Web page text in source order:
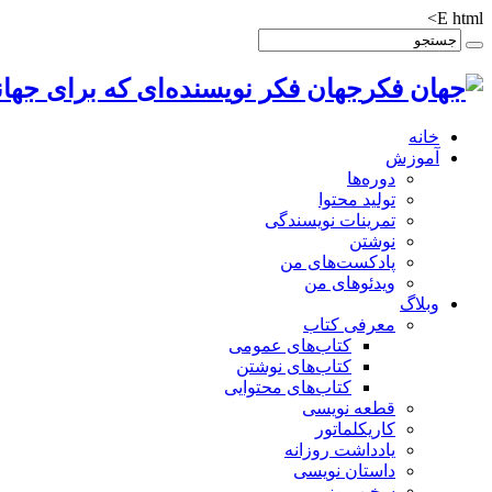
E html>
جهان فکر نویسنده‌ای که برای
خانه
آموزش
دوره‌ها
تولید محتوا
تمرینات نویسندگی
نوشتن
پادکست‌های من
ویدئوهای من
وبلاگ
معرفی کتاب
کتاب‌های عمومی
کتاب‌های نوشتن
کتاب‌های محتوایی
قطعه نویسی
کاریکلماتور
یادداشت روزانه
داستان نویسی